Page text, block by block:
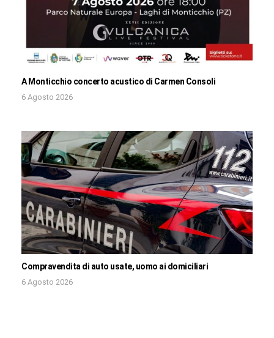
A Monticchio concerto acustico di Carmen Consoli
6 Agosto 2026
Compravendita di auto usate, uomo ai domiciliari
6 Agosto 2026